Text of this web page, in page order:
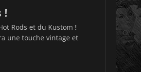
!
Rods et du Kustom !
une touche vintage et